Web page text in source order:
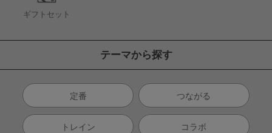
ギフトセット
テーマから探す
定番 つながる
トレイン コラボ